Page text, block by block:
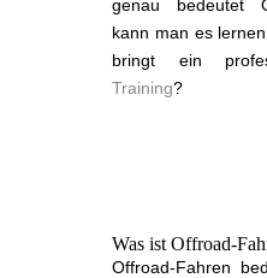
genau bedeutet
kann man es
bringt ein
Training?
Was ist Offroad-
Offroad-Fahren